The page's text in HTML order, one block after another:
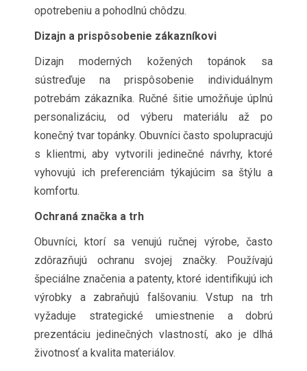
opotrebeniu a pohodlnú chôdzu.
Dizajn a prispôsobenie zákazníkovi
Dizajn moderných kožených topánok sa
sústreďuje na prispôsobenie individuálnym
potrebám zákazníka. Ručné šitie umožňuje úplnú
personalizáciu, od výberu materiálu až po
konečný tvar topánky. Obuvníci často spolupracujú
s klientmi, aby vytvorili jedinečné návrhy, ktoré
vyhovujú ich preferenciám týkajúcim sa štýlu a
komfortu.
Ochraná značka a trh
Obuvníci, ktorí sa venujú ručnej výrobe, často
zdôrazňujú ochranu svojej značky. Používajú
špeciálne značenia a patenty, ktoré identifikujú ich
výrobky a zabraňujú falšovaniu. Vstup na trh
vyžaduje strategické umiestnenie a dobrú
prezentáciu jedinečných vlastností, ako je dlhá
životnosť a kvalita materiálov.